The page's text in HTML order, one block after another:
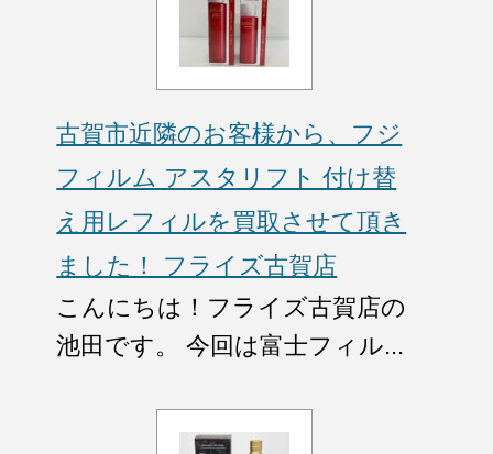
古賀市近隣のお客様から、フジ
フィルム アスタリフト 付け替
え用レフィルを買取させて頂き
ました！ フライズ古賀店
こんにちは！フライズ古賀店の
池田です。 今回は富士フィル...